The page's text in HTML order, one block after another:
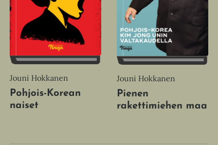
Jouni Hokkanen
Pohjois-Korean
naiset
Jouni Hokkanen
Pienen
rakettimiehen maa